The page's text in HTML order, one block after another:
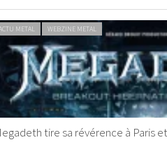
METAL WEBZINE METAL
tire sa révérence à Paris